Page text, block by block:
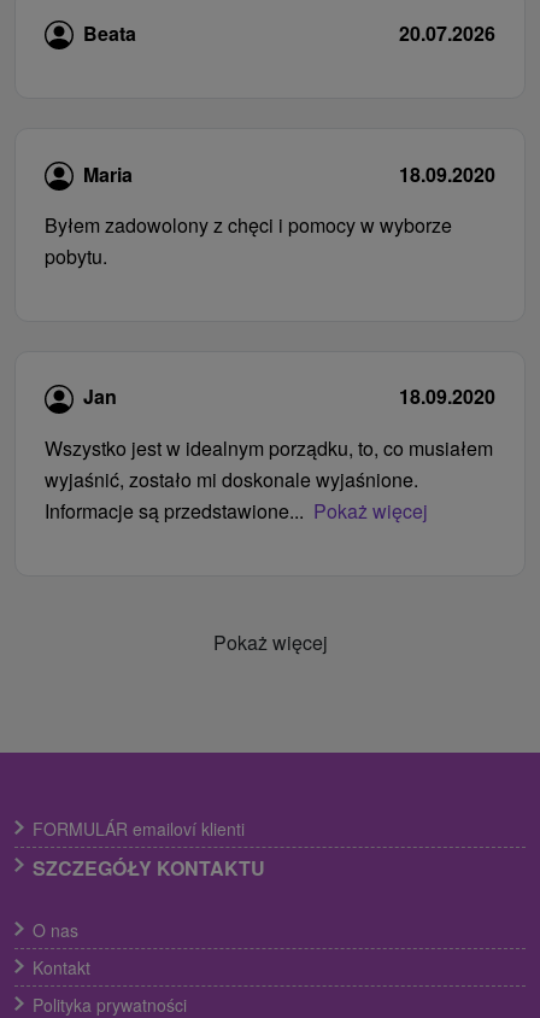
Beata 20.07.2026
Maria
18.09.2020
Byłem zadowolony z chęci i pomocy w wyborze
pobytu.
Jan
18.09.2020
Wszystko jest w idealnym porządku, to, co musiałem
wyjaśnić, zostało mi doskonale wyjaśnione.
Informacje są przedstawione... Pokaż więcej
Pokaż więcej
FORMULÁR emailoví klienti
SZCZEGÓŁY KONTAKTU
O nas
Kontakt
Polityka prywatności